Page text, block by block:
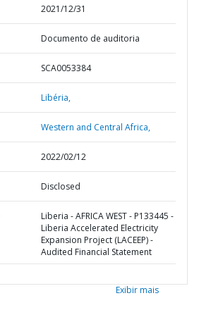
2021/12/31
Documento de auditoria
SCA0053384
Libéria,
Western and Central Africa,
2022/02/12
Disclosed
Liberia - AFRICA WEST - P133445 -
Liberia Accelerated Electricity
Expansion Project (LACEEP) -
Audited Financial Statement
Exibir mais